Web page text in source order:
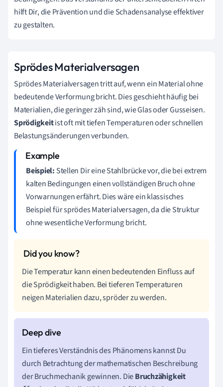
hilft Dir, die Prävention und die Schadensanalyse effektiver
zu gestalten.
Sprödes Materialversagen
Sprödes Materialversagen tritt auf, wenn ein Material ohne
bedeutende Verformung bricht. Dies geschieht häufig bei
Materialien, die geringer zäh sind, wie Glas oder Gusseisen.
Sprödigkeitist oft mit tiefen Temperaturen oder schnellen
Belastungsänderungen verbunden.
Beispiel: Stellen Dir eine Stahlbrücke vor, die bei extrem
kalten Bedingungen einen vollständigen Bruch ohne
Vorwarnungen erfährt. Dies wäre ein klassisches
Beispiel für sprödes Materialversagen, da die Struktur
ohne wesentliche Verformung bricht.
Die Temperatur kann einen bedeutenden Einfluss auf
die Sprödigkeit haben. Bei tieferen Temperaturen
neigen Materialien dazu, spröder zu werden.
Ein tieferes Verständnis des Phänomens kannst Du
durch Betrachtung der mathematischen Beschreibung
der Bruchmechanik gewinnen. DieBruchzähigkeit